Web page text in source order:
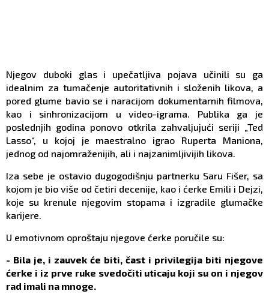
Njegov duboki glas i upečatljiva pojava učinili su ga
idealnim za tumačenje autoritativnih i složenih likova, a
pored glume bavio se i naracijom dokumentarnih filmova,
kao i sinhronizacijom u video-igrama. Publika ga je
poslednjih godina ponovo otkrila zahvaljujući seriji „Ted
Lasso“, u kojoj je maestralno igrao Ruperta Maniona,
jednog od najomraženijih, ali i najzanimljivijih likova.
Iza sebe je ostavio dugogodišnju partnerku Saru Fišer, sa
kojom je bio više od četiri decenije, kao i ćerke Emili i Dejzi,
koje su krenule njegovim stopama i izgradile glumačke
karijere.
U emotivnom oproštaju njegove ćerke poručile su:
- Bila je, i zauvek će biti, čast i privilegija biti njegove
ćerke i iz prve ruke svedočiti uticaju koji su on i njegov
rad imali na mnoge.